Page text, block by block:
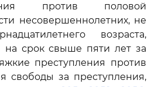
против половой
несовершеннолетних, не
возраста,
срок свыше пяти лет за
преступления против
свободы за преступления,